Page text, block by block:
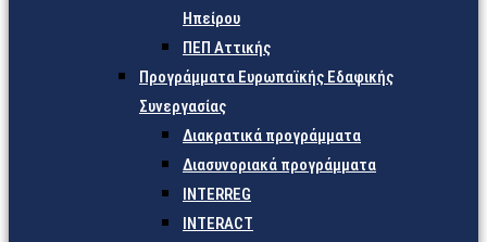
Ηπείρου
ΠΕΠ Αττικής
Προγράμματα Ευρωπαϊκής Εδαφικής
Συνεργασίας
Διακρατικά προγράμματα
Διασυνοριακά προγράμματα
INTERREG
INTERACT